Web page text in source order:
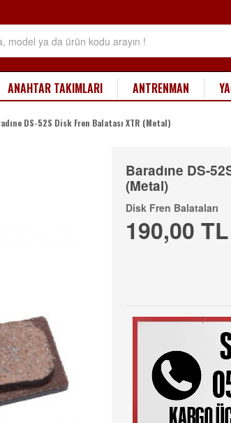
ANAHTAR TAKIMLARI ANTRENMAN
DS-52S Disk Fren Balatası XTR (Metal)
Baradıne DS-
(Metal)
Disk Fren Balataları
190,00 TL